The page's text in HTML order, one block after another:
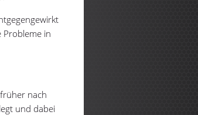
Probleme in
nach
und dabei